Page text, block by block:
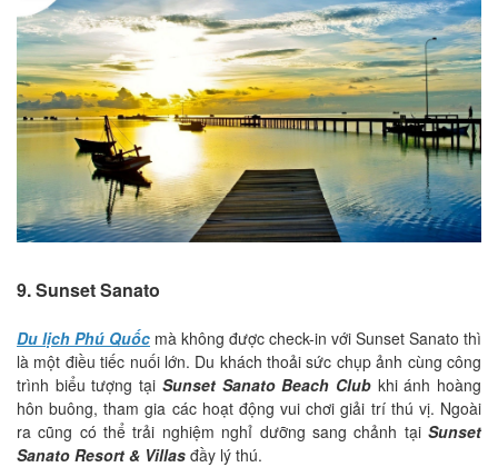
9. Sunset Sanato
Du lịch Phú Quốc mà không được check-in với Sunset Sanato thì
là một điều tiếc nuối lớn. Du khách thoải sức chụp ảnh cùng công
trình biểu tượng tại Sunset Sanato Beach Clubkhi ánh hoàng
hôn buông, tham gia các hoạt động vui chơi giải trí thú vị. Ngoài
ra cũng có thể trải nghiệm nghỉ dưỡng sang chảnh tại Sunset
Sanato Resort & Villas đầy lý thú.